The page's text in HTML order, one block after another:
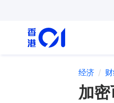
经济
加